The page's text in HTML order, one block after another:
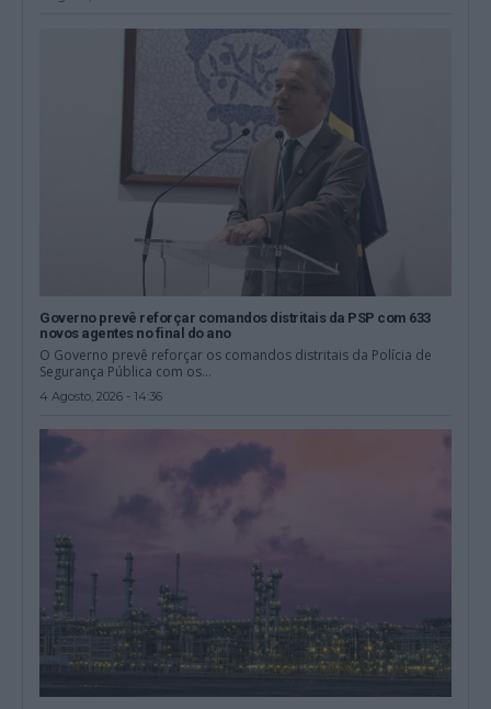
Governo prevê reforçar comandos distritais da PSP com 633
novos agentes no final do ano
O Governo prevê reforçar os comandos distritais da Polícia de
Segurança Pública com os...
4 Agosto, 2026 - 14:36